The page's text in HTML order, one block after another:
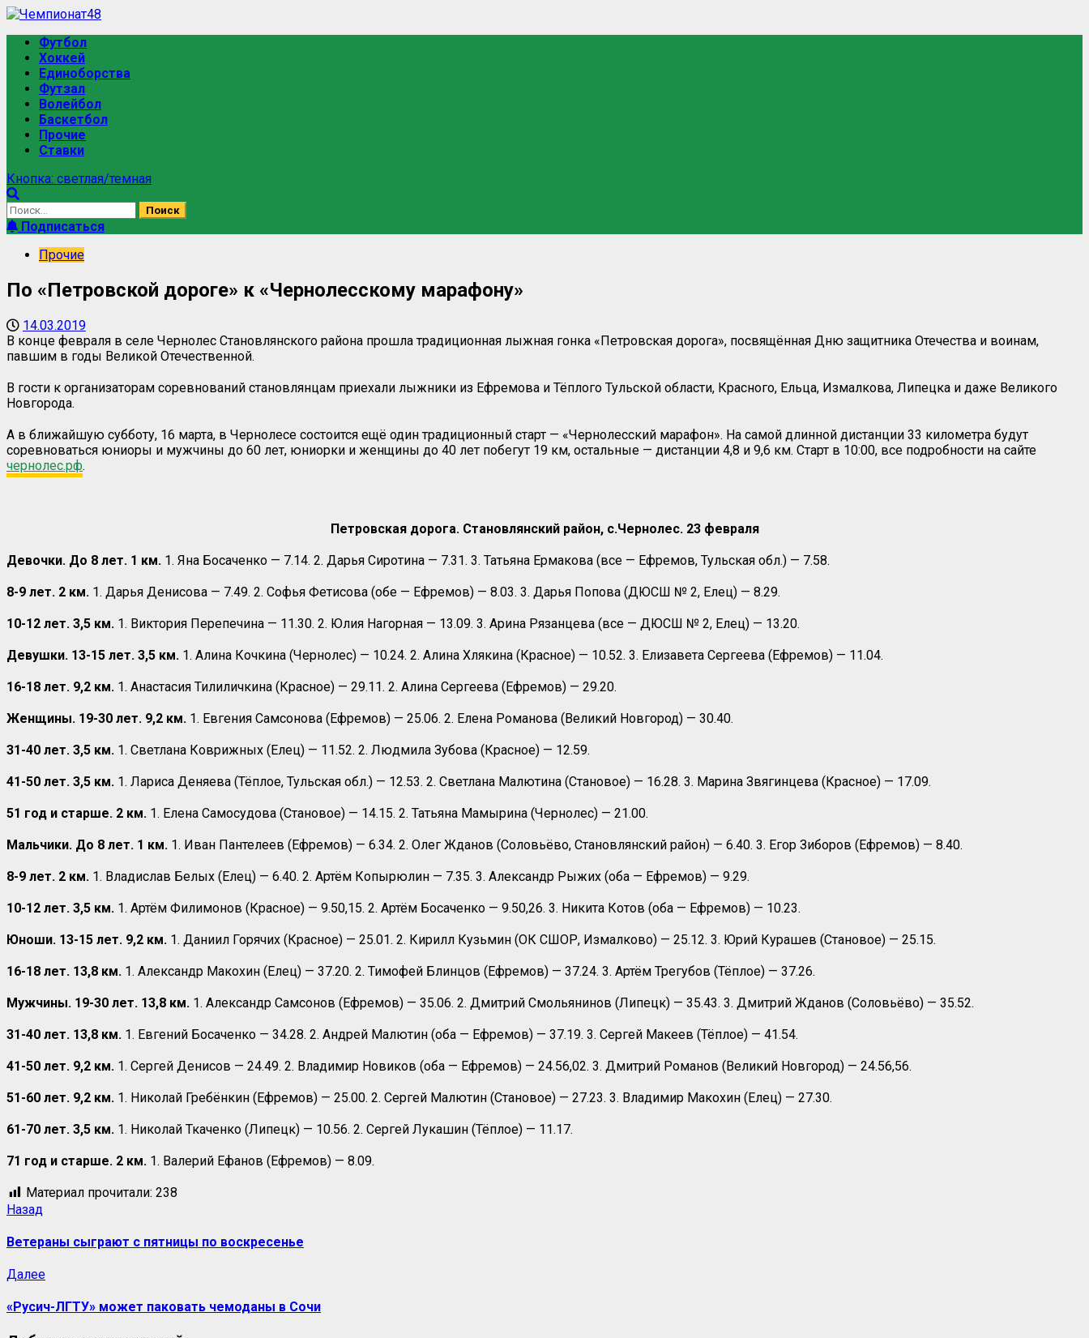
Футбол
Хоккей
Единоборства
Футзал
Волейбол
Баскетбол
Прочие
Ставки
Кнопка: светлая/темная
Подписаться
Прочие
По «Петровской дороге» к «Чернолесскому марафону»
14.03.2019
В конце февраля в селе Чернолес Становлянского района прошла традиционная лыжная гонка «Петровская дорога», посвящённая Дню защитника Отечества и воинам,
павшим в годы Великой Отечественной.
В гости к организаторам соревнований становлянцам приехали лыжники из Ефремова и Тёплого Тульской области, Красного, Ельца, Измалкова, Липецка и даже Великого
Новгорода.
А в ближайшую субботу, 16 марта, в Чернолесе состоится ещё один традиционный старт — «Чернолесский марафон». На самой длинной дистанции 33 километра будут
соревноваться юниоры и мужчины до 60 лет, юниорки и женщины до 40 лет побегут 19 км, остальные — дистанции 4,8 и 9,6 км. Старт в 10:00, все подробности на сайте
чернолес.рф.
Петровская дорога. Становлянский район, с.Чернолес. 23 февраля
Девочки. До 8 лет. 1 км. 1. Яна Босаченко — 7.14. 2. Дарья Сиротина — 7.31. 3. Татьяна Ермакова (все — Ефремов, Тульская обл.) — 7.58.
8-9 лет. 2 км. 1. Дарья Денисова — 7.49. 2. Софья Фетисова (обе — Ефремов) — 8.03. 3. Дарья Попова (ДЮСШ № 2, Елец) — 8.29.
10-12 лет. 3,5 км. 1. Виктория Перепечина — 11.30. 2. Юлия Нагорная — 13.09. 3. Арина Рязанцева (все — ДЮСШ № 2, Елец) — 13.20.
Девушки. 13-15 лет. 3,5 км. 1. Алина Кочкина (Чернолес) — 10.24. 2. Алина Хлякина (Красное) — 10.52. 3. Елизавета Сергеева (Ефремов) — 11.04.
16-18 лет. 9,2 км. 1. Анастасия Тилиличкина (Красное) — 29.11. 2. Алина Сергеева (Ефремов) — 29.20.
Женщины. 19-30 лет. 9,2 км. 1. Евгения Самсонова (Ефремов) — 25.06. 2. Елена Романова (Великий Новгород) — 30.40.
31-40 лет. 3,5 км. 1. Светлана Коврижных (Елец) — 11.52. 2. Людмила Зубова (Красное) — 12.59.
41-50 лет. 3,5 км. 1. Лариса Деняева (Тёплое, Тульская обл.) — 12.53. 2. Светлана Малютина (Становое) — 16.28. 3. Марина Звягинцева (Красное) — 17.09.
51 год и старше. 2 км. 1. Елена Самосудова (Становое) — 14.15. 2. Татьяна Мамырина (Чернолес) — 21.00.
Мальчики. До 8 лет. 1 км. 1. Иван Пантелеев (Ефремов) — 6.34. 2. Олег Жданов (Соловьёво, Становлянский район) — 6.40. 3. Егор Зиборов (Ефремов) — 8.40.
8-9 лет. 2 км. 1. Владислав Белых (Елец) — 6.40. 2. Артём Копырюлин — 7.35. 3. Александр Рыжих (оба — Ефремов) — 9.29.
10-12 лет. 3,5 км. 1. Артём Филимонов (Красное) — 9.50,15. 2. Артём Босаченко — 9.50,26. 3. Никита Котов (оба — Ефремов) — 10.23.
Юноши. 13-15 лет. 9,2 км. 1. Даниил Горячих (Красное) — 25.01. 2. Кирилл Кузьмин (ОК СШОР, Измалково) — 25.12. 3. Юрий Курашев (Становое) — 25.15.
16-18 лет. 13,8 км. 1. Александр Макохин (Елец) — 37.20. 2. Тимофей Блинцов (Ефремов) — 37.24. 3. Артём Трегубов (Тёплое) — 37.26.
Мужчины. 19-30 лет. 13,8 км. 1. Александр Самсонов (Ефремов) — 35.06. 2. Дмитрий Смольянинов (Липецк) — 35.43. 3. Дмитрий Жданов (Соловьёво) — 35.52.
31-40 лет. 13,8 км. 1. Евгений Босаченко — 34.28. 2. Андрей Малютин (оба — Ефремов) — 37.19. 3. Сергей Макеев (Тёплое) — 41.54.
41-50 лет. 9,2 км. 1. Сергей Денисов — 24.49. 2. Владимир Новиков (оба — Ефремов) — 24.56,02. 3. Дмитрий Романов (Великий Новгород) — 24.56,56.
51-60 лет. 9,2 км. 1. Николай Гребёнкин (Ефремов) — 25.00. 2. Сергей Малютин (Становое) — 27.23. 3. Владимир Макохин (Елец) — 27.30.
61-70 лет. 3,5 км. 1. Николай Ткаченко (Липецк) — 10.56. 2. Сергей Лукашин (Тёплое) — 11.17.
71 год и старше. 2 км. 1. Валерий Ефанов (Ефремов) — 8.09.
Материал прочитали: 238
Назад
Ветераны сыграют с пятницы по воскресенье
Далее
«Русич-ЛГТУ» может паковать чемоданы в Сочи